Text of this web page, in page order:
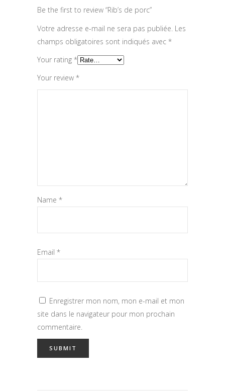
Be the first to review “Rib’s de porc”
Votre adresse e-mail ne sera pas publiée. Les
champs obligatoires sont indiqués avec *
Your rating *
Your review *
Name *
Email *
Enregistrer mon nom, mon e-mail et mon
site dans le navigateur pour mon prochain
commentaire.